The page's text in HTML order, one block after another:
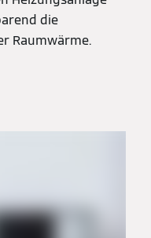
die
Raumwärme.